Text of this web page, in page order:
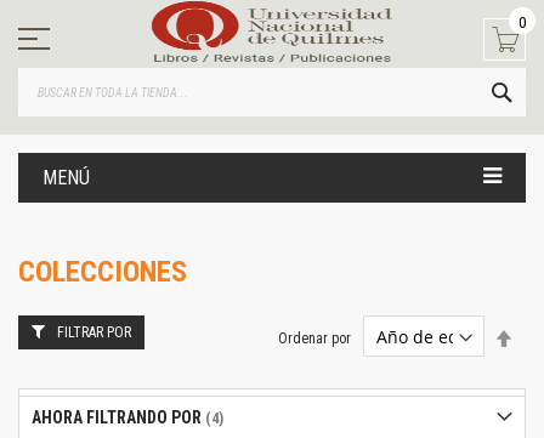
contenido
0
MENÚ
COLECCIONES
Ordenar por
FILTRAR POR
AHORA FILTRANDO POR